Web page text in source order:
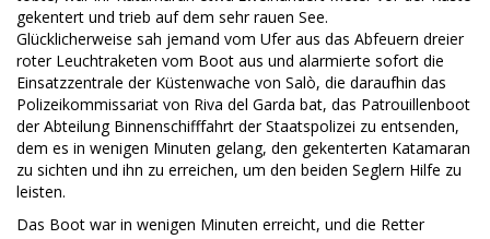
gekentert und trieb auf dem sehr rauen See.
Glücklicherweise sah jemand vom Ufer aus das Abfeuern dreier
roter Leuchtraketen vom Boot aus und alarmierte sofort die
Einsatzzentrale der Küstenwache von Salò, die daraufhin das
Polizeikommissariat von Riva del Garda bat, das Patrouillenboot
der Abteilung Binnenschifffahrt der Staatspolizei zu entsenden,
dem es in wenigen Minuten gelang, den gekenterten Katamaran
zu sichten und ihn zu erreichen, um den beiden Seglern Hilfe zu
leisten.
Das Boot war in wenigen Minuten erreicht, und die Retter